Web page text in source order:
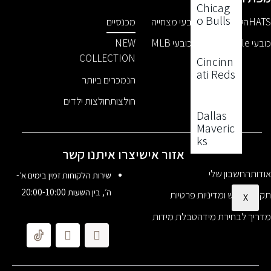
Chicag
o Bulls
Cincinn
ati Reds
Dallas
Maveric
ks
X
HATSהקבוצות שלנוכובעי מצחייה
כובעי Love & Hustle
כובעי MLB
מכנסיים
NEW
COLLECTION
הנמכרים ביותר
חולצותחולצות ילדים
אזור אישי
אודותהחשבון שלי
תקנון שימוש ומדיניות פרטיות
מדריך לבחירת מידהטבלת מידות
צרו איתנו קשר
שירות הלקוחות זמין בימים א׳-
ה׳, בין השעות 20:00-10:00